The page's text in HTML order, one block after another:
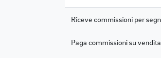
Riceve commissioni per
Paga commissioni su